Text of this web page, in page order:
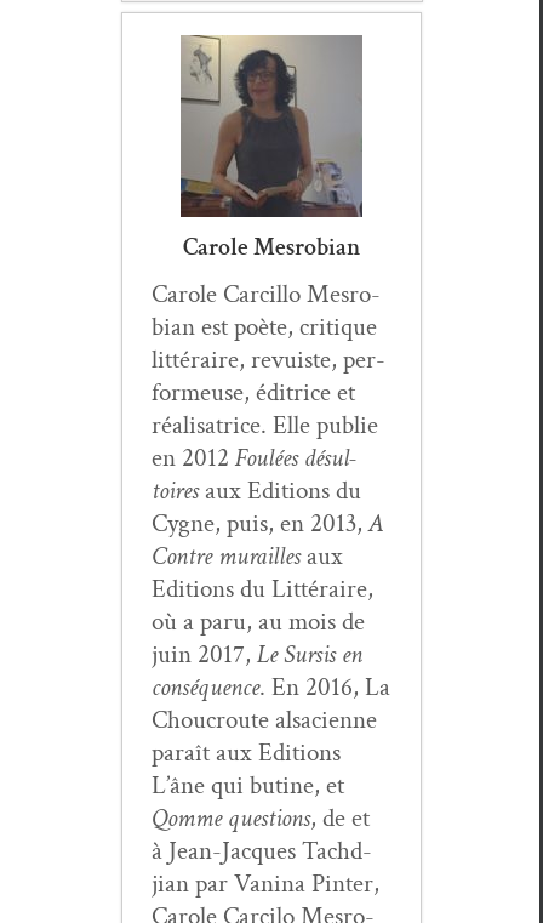
Carole Mesrobian
Car­ole Car­cil­lo Mes­ro­
bian est poète, cri­tique
lit­téraire, revuiste, per­
formeuse, éditrice et
réal­isatrice. Elle pub­lie
en 2012 Foulées désul­
toiresaux Edi­tions du
Cygne, puis, en 2013,A
Con­tre muraillesaux
Edi­tions du Lit­téraire,
où a paru, au mois de
juin 2017, Le Sur­sis en
con­séquence. En 2016, La
Chou­croute alsa­ci­enne
paraît aux Edi­tions
L’âne qui butine, et
Qomme ques­tions, de et
à Jean-Jacques Tachd­
jian par Van­i­na Pin­ter,